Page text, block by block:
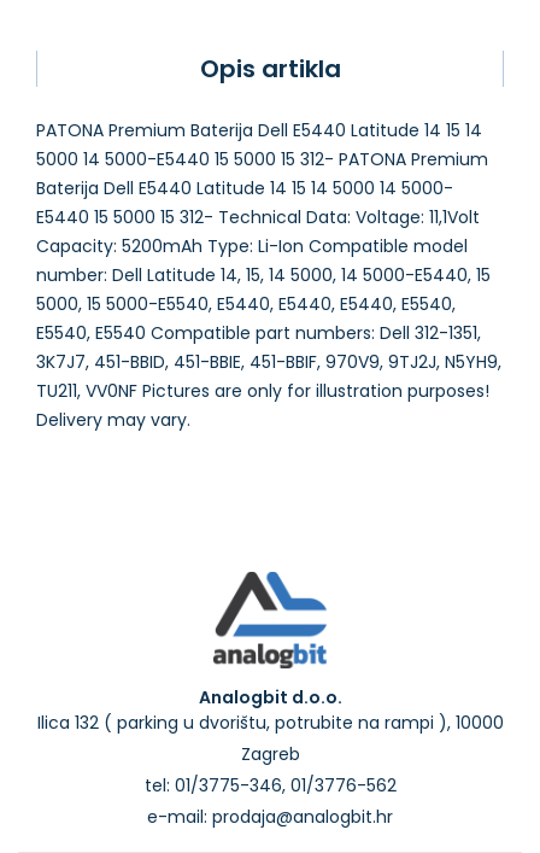
Opis artikla
PATONA Premium Baterija Dell E5440 Latitude 14 15 14
5000 14 5000-E5440 15 5000 15 312- PATONA Premium
Baterija Dell E5440 Latitude 14 15 14 5000 14 5000-
E5440 15 5000 15 312- Technical Data: Voltage: 11,1Volt
Capacity: 5200mAh Type: Li-Ion Compatible model
number: Dell Latitude 14, 15, 14 5000, 14 5000-E5440, 15
5000, 15 5000-E5540, E5440, E5440, E5440, E5540,
E5540, E5540 Compatible part numbers: Dell 312-1351,
3K7J7, 451-BBID, 451-BBIE, 451-BBIF, 970V9, 9TJ2J, N5YH9,
TU211, VV0NF Pictures are only for illustration purposes!
Analogbit d.o.o.
Ilica 132 ( parking u dvorištu, potrubite na rampi ), 10000
Zagreb
tel: 01/3775-346, 01/3776-562
e-mail: prodaja@analogbit.hr